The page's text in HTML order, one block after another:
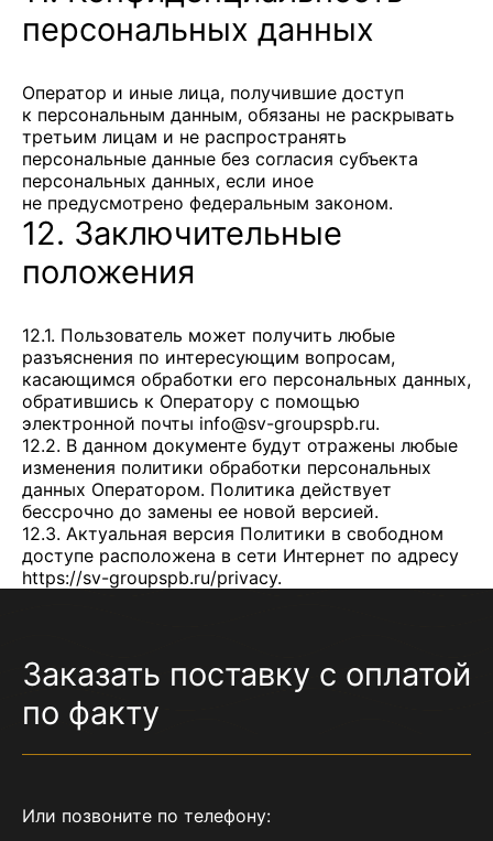
персональных данных
Оператор и иные лица, получившие доступ
к персональным данным, обязаны не раскрывать
третьим лицам и не распространять
персональные данные без согласия субъекта
персональных данных, если иное
не предусмотрено федеральным законом.
12. Заключительные
положения
12.1. Пользователь может получить любые
разъяснения по интересующим вопросам,
касающимся обработки его персональных данных,
обратившись к Оператору с помощью
электронной почты info@sv-groupspb.ru.
12.2. В данном документе будут отражены любые
изменения политики обработки персональных
данных Оператором. Политика действует
бессрочно до замены ее новой версией.
12.3. Актуальная версия Политики в свободном
доступе расположена в сети Интернет по адресу
https://sv-groupspb.ru/privacy.
Заказать поставку с оплатой
по факту
Или позвоните по телефону: